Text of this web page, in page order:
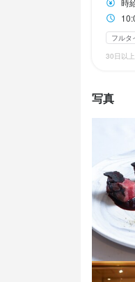
時
フルタ
30日以
写真
身
洋菓子の
応募
飲食店で
歓迎スキ
コミュニ
求
身
洋菓子の知識
応
必須ス
飲食店での
歓迎スキ
飲食店で